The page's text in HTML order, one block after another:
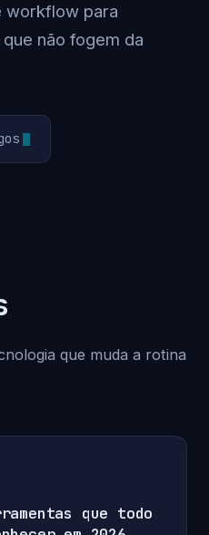
workflow para
não fogem da
que muda a rotina
que todo